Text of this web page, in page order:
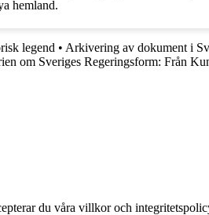
hemland.
legend • Arkivering av dokument i
om Sveriges Regeringsform: Från
du våra villkor och